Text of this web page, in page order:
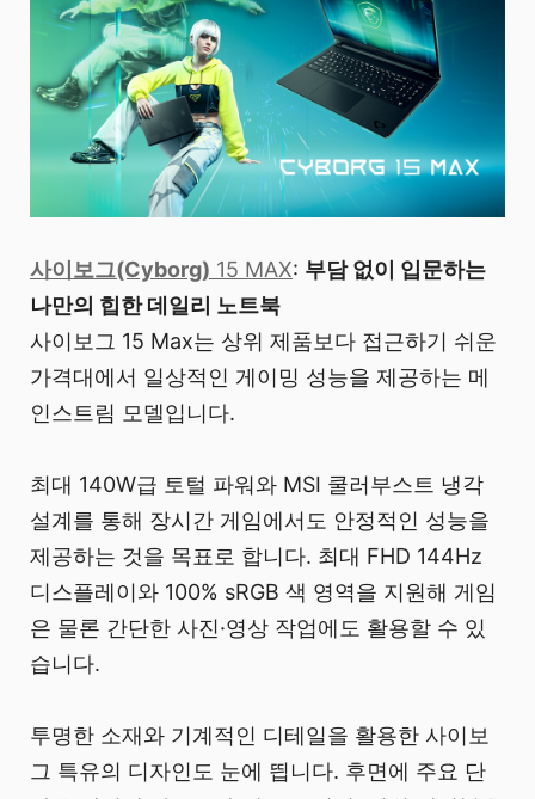
사이보그(Cyborg) 15 MAX: 부담 없이 입문하는
나만의 힙한 데일리 노트북
사이보그 15 Max는 상위 제품보다 접근하기 쉬운
가격대에서 일상적인 게이밍 성능을 제공하는 메
인스트림 모델입니다.
최대 140W급 토털 파워와 MSI 쿨러부스트 냉각
설계를 통해 장시간 게임에서도 안정적인 성능을
제공하는 것을 목표로 합니다. 최대 FHD 144Hz
디스플레이와 100% sRGB 색 영역을 지원해 게임
은 물론 간단한 사진·영상 작업에도 활용할 수 있
습니다.
투명한 소재와 기계적인 디테일을 활용한 사이보
그 특유의 디자인도 눈에 띕니다. 후면에 주요 단